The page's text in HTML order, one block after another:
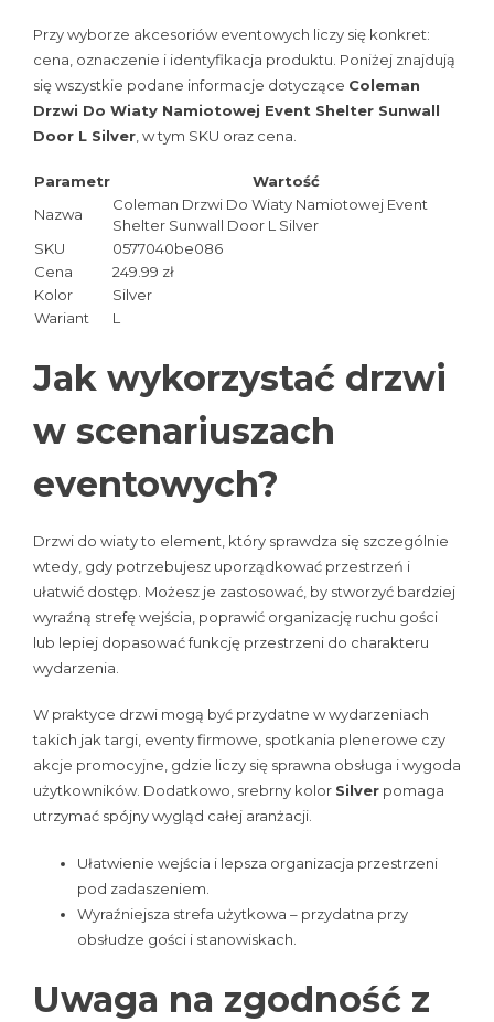
Przy wyborze akcesoriów eventowych liczy się konkret:
cena, oznaczenie i identyfikacja produktu. Poniżej znajdują
się wszystkie podane informacje dotyczące Coleman
Drzwi Do Wiaty Namiotowej Event Shelter Sunwall
Door L Silver , w tym SKU oraz cena.
Parametr
Wartość
Nazwa
Coleman Drzwi Do Wiaty Namiotowej Event
Shelter Sunwall Door L Silver
SKU
0577040be086
Cena
249.99 zł
Kolor
Silver
Wariant
L
Jak wykorzystać drzwi
w scenariuszach
eventowych?
Drzwi do wiaty to element, który sprawdza się szczególnie
wtedy, gdy potrzebujesz uporządkować przestrzeń i
ułatwić dostęp. Możesz je zastosować, by stworzyć bardziej
wyraźną strefę wejścia, poprawić organizację ruchu gości
lub lepiej dopasować funkcję przestrzeni do charakteru
wydarzenia.
W praktyce drzwi mogą być przydatne w wydarzeniach
takich jak targi, eventy firmowe, spotkania plenerowe czy
akcje promocyjne, gdzie liczy się sprawna obsługa i wygoda
użytkowników. Dodatkowo, srebrny kolor Silver pomaga
utrzymać spójny wygląd całej aranżacji.
Ułatwienie wejścia i lepsza organizacja przestrzeni
pod zadaszeniem.
Wyraźniejsza strefa użytkowa – przydatna przy
obsłudze gości i stanowiskach.
Uwaga na zgodność z